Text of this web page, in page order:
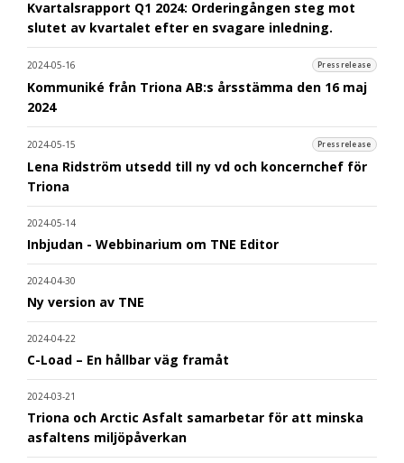
Kvartalsrapport Q1 2024: Orderingången steg mot
slutet av kvartalet efter en svagare inledning.
2024-05-16 Pressrelease
Kommuniké från Triona AB:s årsstämma den 16 maj
2024
2024-05-15 Pressrelease
Lena Ridström utsedd till ny vd och koncernchef för
Triona
2024-05-14
Inbjudan - Webbinarium om TNE Editor
2024-04-30
Ny version av TNE
2024-04-22
C-Load – En hållbar väg framåt
2024-03-21
Triona och Arctic Asfalt samarbetar för att minska
asfaltens miljöpåverkan